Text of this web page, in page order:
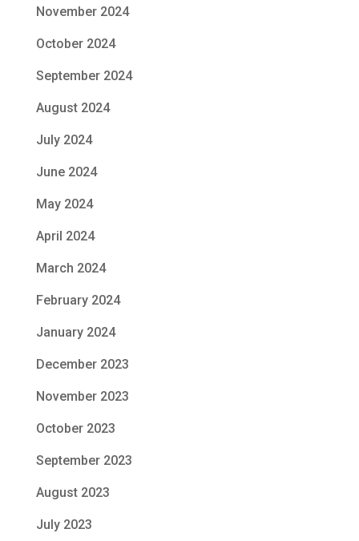
November 2024
October 2024
September 2024
August 2024
July 2024
June 2024
May 2024
April 2024
March 2024
February 2024
January 2024
December 2023
November 2023
October 2023
September 2023
August 2023
July 2023